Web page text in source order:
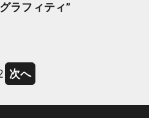
ラフィティ”
次へ